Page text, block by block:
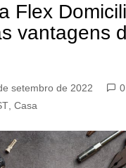
Flex
vantagens
setembro de 2022
0
Casa